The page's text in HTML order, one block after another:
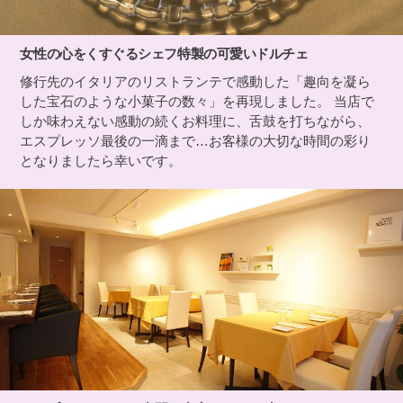
女性の心をくすぐるシェフ特製の可愛いドルチェ
修行先のイタリアのリストランテで感動した「趣向を凝ら
した宝石のような小菓子の数々」を再現しました。 当店で
しか味わえない感動の続くお料理に、舌鼓を打ちながら、
エスプレッソ最後の一滴まで…お客様の大切な時間の彩り
となりましたら幸いです。